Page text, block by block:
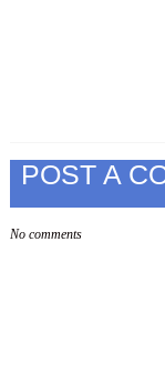
POST A
No comments